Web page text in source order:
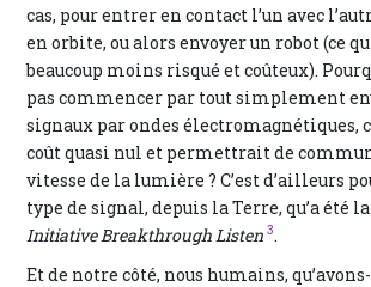
cas, pour entrer en contact l’un avec
en orbite, ou alors envoyer un robot (ce
beaucoup moins risqué et coûteux).
pas commencer par tout simplement
signaux par ondes électromagnétiques,
coût quasi nul et permettrait de
vitesse de la lumière ? C’est d’ailleurs
type de signal, depuis la Terre, qu’a été
Initiative Breakthrough Listen 3.
Et de notre côté, nous humains,